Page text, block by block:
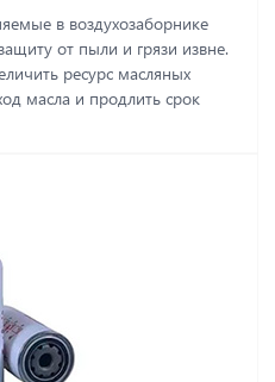
в воздухозаборнике
от пыли и грязи извне.
ресурс масляных
масла и продлить срок